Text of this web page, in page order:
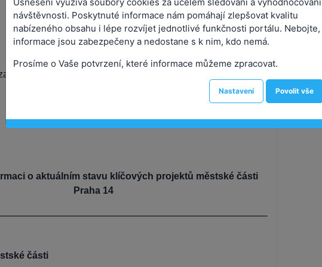
U S N E S E N Í
Zastupitelstva městské části Praha 14
č. 025/ZMČ/2023
o aktuálním stavu klíčových projektů městské části
Praha 14
části
návštěvnosti. Poskytnuté informace nám pomáhají zlepšovat kvalitu
nabízeného obsahu i lépe rozvíjet jednotlivé funkčnosti portálu. Nebojte,
informace jsou zabezpečeny a nedostane s k nim, kdo nemá.
Prosíme o Vaše potvrzení, které informace můžeme zpracovat.
Nastavení Povolit vše